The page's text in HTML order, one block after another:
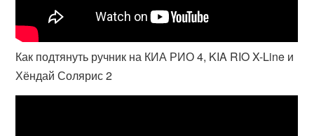
Как подтянуть ручник на КИА РИО 4, KIA RIO X-Line и
Хёндай Солярис 2